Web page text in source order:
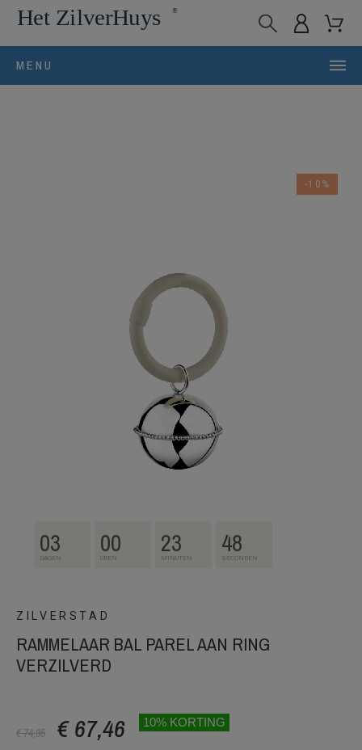
MENU
-10%
03
DAGEN 00
UREN 23
MINUTEN 48
SECONDEN
ZILVERSTAD
RAMMELAAR BAL PAREL AAN RING
VERZILVERD
€ 74,95 € 67,46 10% KORTING